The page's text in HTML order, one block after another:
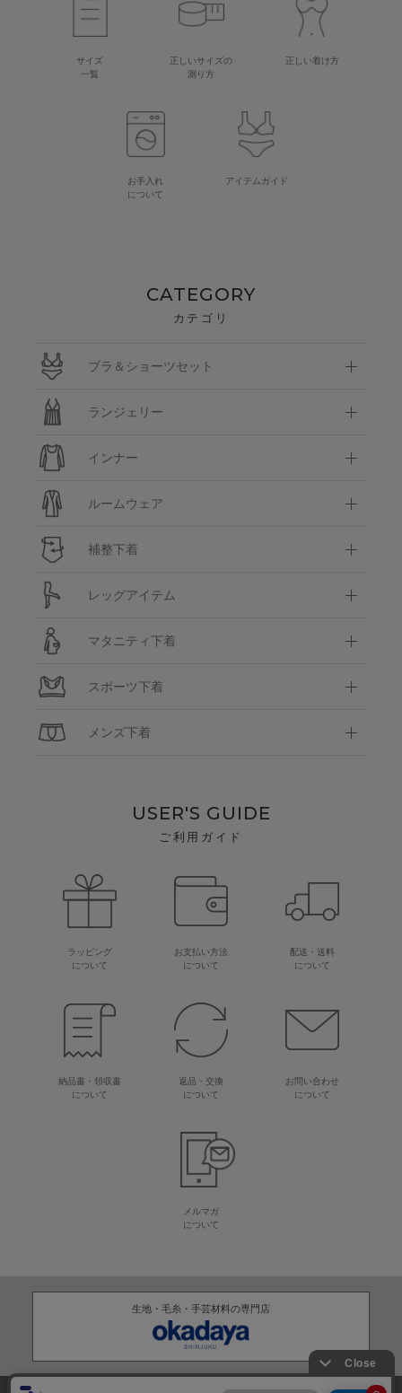
サイズ
一覧
正しいサイズの
測り方
正しい着け方
お手入れ
について
アイテムガイド
CATEGORY
カテゴリ
ブラ＆ショーツセット
ランジェリー
インナー
ルームウェア
補整下着
レッグアイテム
マタニティ下着
スポーツ下着
メンズ下着
USER'S GUIDE
ご利用ガイド
ラッピング
について
お支払い方法
について
配送・送料
について
納品書・領収書
について
返品・交換
について
お問い合わせ
について
メルマガ
について
生地・毛糸・手芸材料の専門店